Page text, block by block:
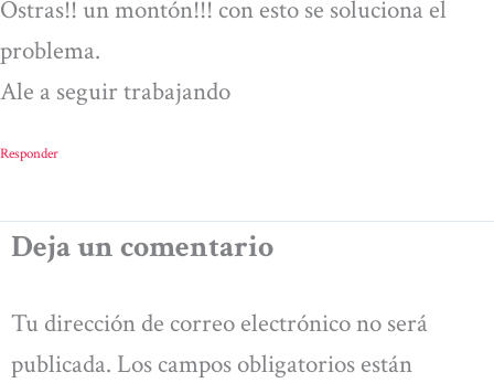
Ostras!! un montón!!! con esto se soluciona el
problema.
Ale a seguir trabajando
Responder
Deja un comentario
Tu dirección de correo electrónico no será
publicada. Los campos obligatorios están